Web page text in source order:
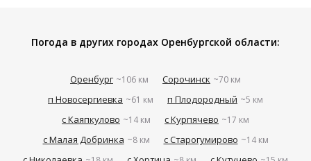
Погода в других городах Оренбургской области:
Оренбург ~106 км Сорочинск ~70 км
п Новосергиевка ~61 км п Плодородный ~5 км
с Каяпкулово ~14 км с Курпячево ~17 км
с Малая Добринка ~8 км с Старогумирово ~14 км